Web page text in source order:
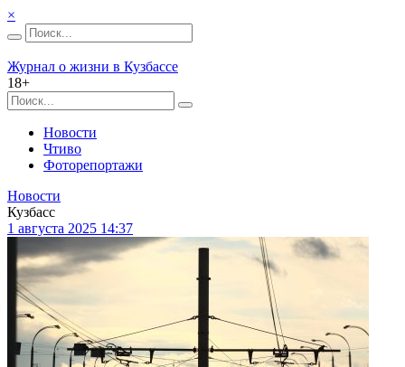
×
Журнал о жизни в Кузбассе
18+
Новости
Чтиво
Фоторепортажи
Новости
Кузбасс
1 августа 2025 14:37